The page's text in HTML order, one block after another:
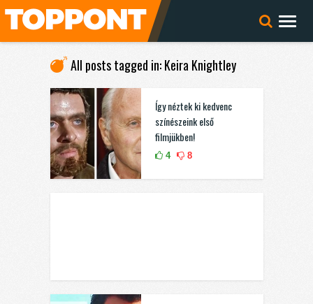
All posts tagged in: Keira Knightley
Így néztek ki kedvenc
színészeink első
filmjükben!
4 8